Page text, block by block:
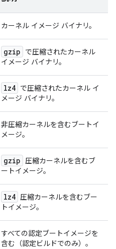
カーネル イメージ バイナリ。
gzip
で圧縮されたカーネル
イメージ バイナリ。
lz4 で圧縮されたカーネル イ
メージ バイナリ。
非圧縮カーネルを含むブートイ
メージ。
gzip
圧縮カーネルを含むブ
ートイメージ。
lz4 圧縮カーネルを含むブー
トイメージ。
すべての認定ブートイメージを
含む（認定ビルドでのみ）。